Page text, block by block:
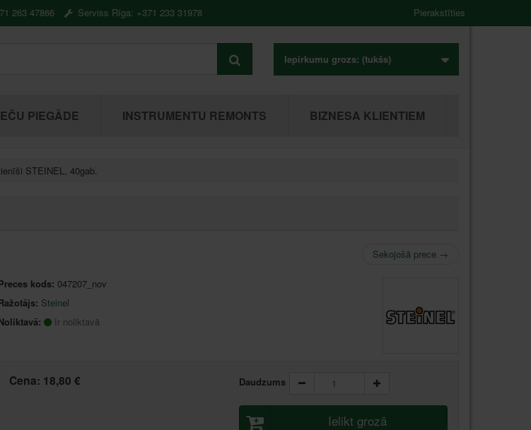
263 47866 Serviss Rīga: +371 233 31978 Pierakstīties
Iepirkumu grozs: (tukšs)
PIEGĀDE INSTRUMENTU REMONTS BIZNESA KLIENTIEM
STEINEL, 40gab.
Sekojošā prece →
kods: 047207_nov
Steinel
Ir noliktavā
Cena: 18,80 € Daudzums
Ielikt grozā